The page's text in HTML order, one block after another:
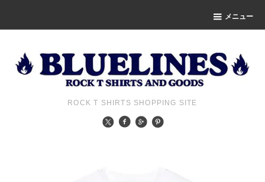
メニュー
ROCK T SHIRTS SHOPPING SITE